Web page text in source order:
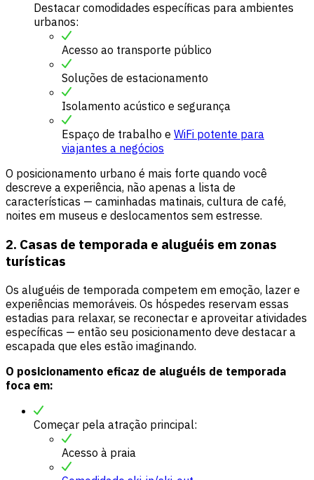
Destacar comodidades específicas para ambientes
urbanos:
Acesso ao transporte público
Soluções de estacionamento
Isolamento acústico e segurança
Espaço de trabalho e WiFi potente para
viajantes a negócios
O posicionamento urbano é mais forte quando você
descreve a experiência, não apenas a lista de
características — caminhadas matinais, cultura de café,
noites em museus e deslocamentos sem estresse.
2. Casas de temporada e aluguéis em zonas
turísticas
Os aluguéis de temporada competem em emoção, lazer e
experiências memoráveis. Os hóspedes reservam essas
estadias para relaxar, se reconectar e aproveitar atividades
específicas — então seu posicionamento deve destacar a
escapada que eles estão imaginando.
O posicionamento eficaz de aluguéis de temporada
foca em:
Começar pela atração principal:
Acesso à praia